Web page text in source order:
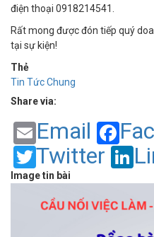
điện thoại 0918214541.
Rất mong được đón tiếp quý
tại sự kiện!
Thẻ
Tin Tức Chung
Share via:
Email
Twitter
Image tin bài